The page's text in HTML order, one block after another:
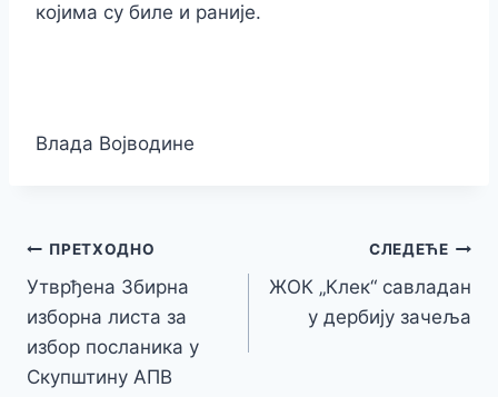
којима су биле и раније.
Влада Војводине
Кретање
чланка
ПРЕТХОДНО
Утврђена Збирна
изборна листа за
избор посланика у
Скупштину АПВ
СЛЕДЕЋЕ
ЖОК „Клек“ савладан
у дербију зачеља